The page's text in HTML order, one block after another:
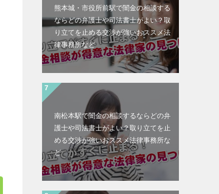
熊本城・市役所前駅で闇金の相談する
ならどの弁護士や司法書士がよい？取
り立てを止める交渉が強いおススメ法
律事務所など
南松本駅で闇金の相談するならどの弁
護士や司法書士がよい？取り立てを止
める交渉が強いおススメ法律事務所な
ど